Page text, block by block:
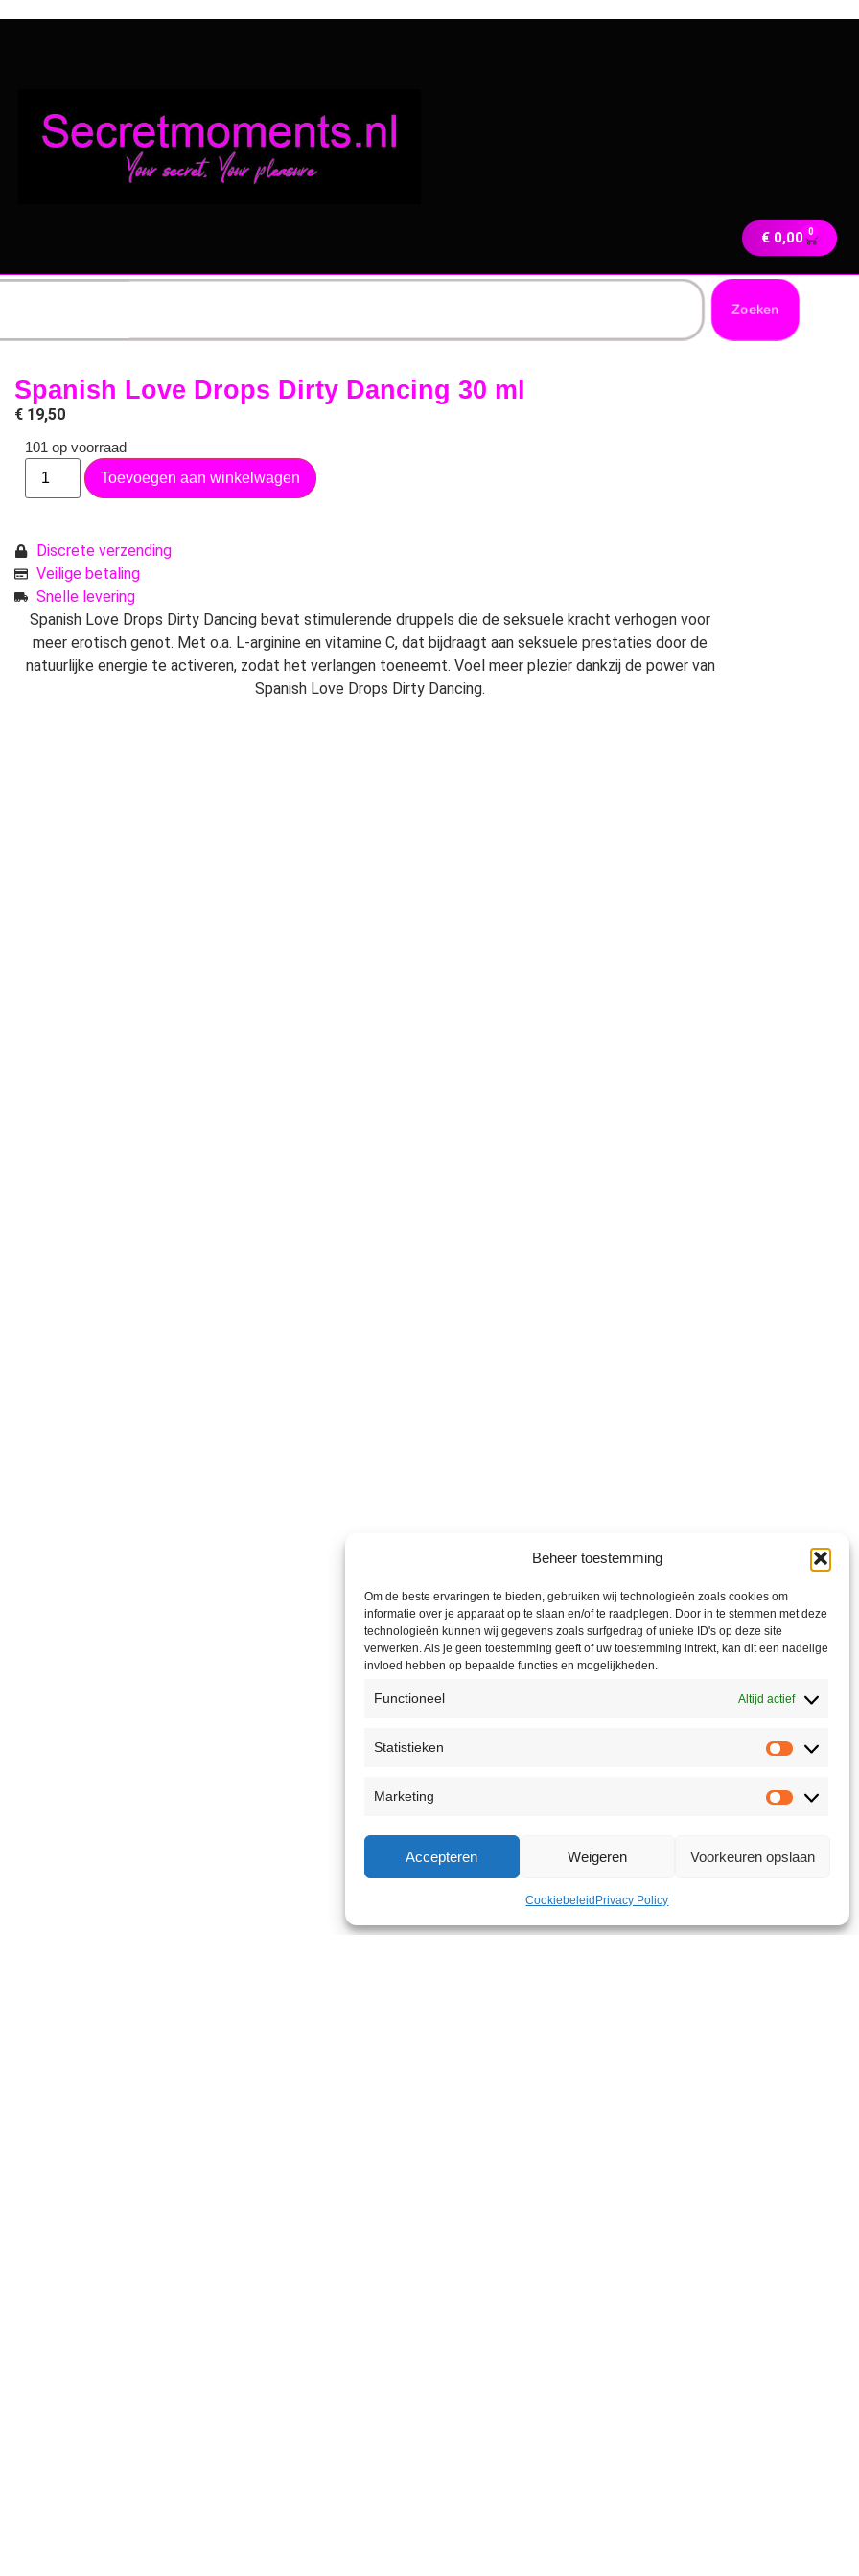
Beheer toestemming
Om de beste ervaringen te bieden, gebruiken wij technologieën zoals cookies om
informatie over je apparaat op te slaan en/of te raadplegen. Door in te stemmen met deze
technologieën kunnen wij gegevens zoals surfgedrag of unieke ID's op deze site
verwerken. Als je geen toestemming geeft of uw toestemming intrekt, kan dit een nadelige
invloed hebben op bepaalde functies en mogelijkheden.
Functioneel Altijd actief
Statistieken
Marketing
Accepteren Weigeren Voorkeuren opslaan
Cookiebeleid Privacy Policy
€0,00 0
Zoeken
Spanish Love Drops Dirty Dancing 30 ml
€ 19,50
101 op voorraad
Toevoegen aan winkelwagen
Discrete verzending
Veilige betaling
Snelle levering
Spanish Love Drops Dirty Dancing bevat stimulerende druppels die de seksuele kracht verhogen voor
meer erotisch genot. Met o.a. L-arginine en vitamine C, dat bijdraagt aan seksuele prestaties door de
natuurlijke energie te activeren, zodat het verlangen toeneemt. Voel meer plezier dankzij de power van
Spanish Love Drops Dirty Dancing.